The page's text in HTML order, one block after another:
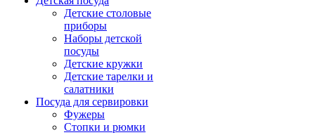
Детские столовые
приборы
Наборы детской
посуды
Детские кружки
Детские тарелки и
салатники
Посуда для сервировки
Фужеры
Стопки и рюмки